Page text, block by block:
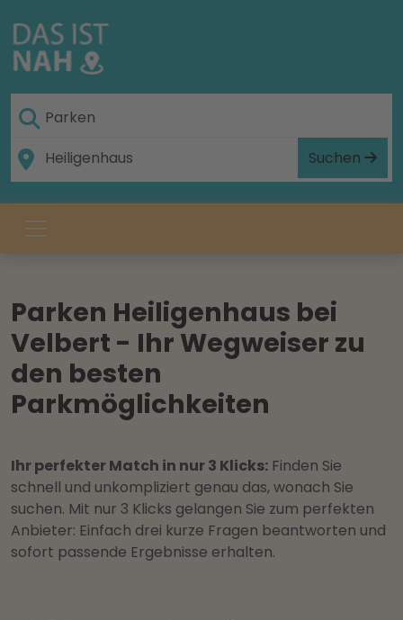
Suchen
Parken Heiligenhaus bei
Velbert - Ihr Wegweiser zu
den besten
Parkmöglichkeiten
Ihr perfekter Match in nur 3 Klicks: Finden Sie
schnell und unkompliziert genau das, wonach Sie
suchen. Mit nur 3 Klicks gelangen Sie zum perfekten
Anbieter: Einfach drei kurze Fragen beantworten und
sofort passende Ergebnisse erhalten.